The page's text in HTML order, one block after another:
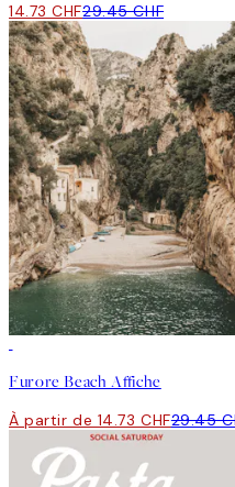
14.73 CHF29.45 CHF
Furore Beach Affiche
À partir de 14.73 CHF29.45